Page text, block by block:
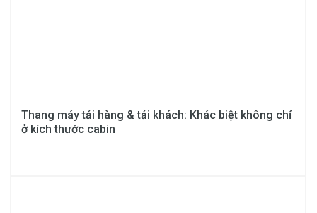
Thang máy tải hàng & tải khách: Khác biệt không chỉ
ở kích thước cabin